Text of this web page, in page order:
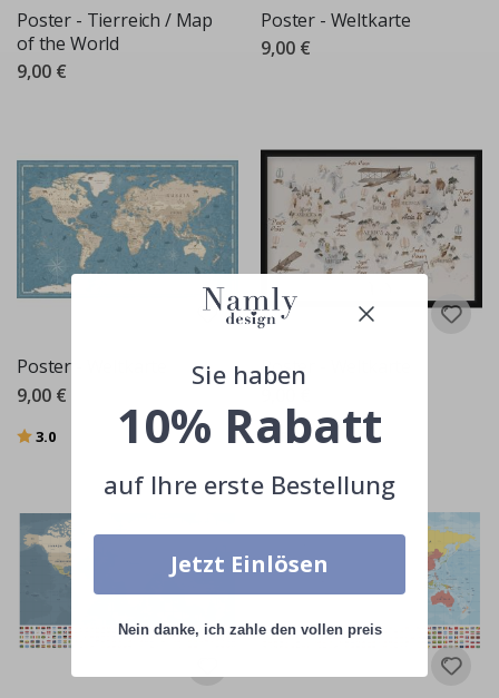
Poster - Tierreich / Map
of the World
9,00 €
Poster - Weltkarte
9,00 €
Poster - Weltkarte
9,00 €
Bewertung:
3.0 von 5 Sternen
Poster - Weltkarte
Bewertung:
3.5von 5 Sternen
Sie haben
10% Rabatt
auf Ihre erste Bestellung
Jetzt Einlösen
Nein danke, ich zahle den vollen preis